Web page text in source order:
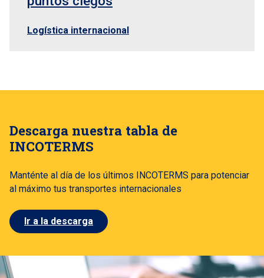
Logística internacional
Descarga nuestra tabla de
INCOTERMS
Manténte al día de los últimos INCOTERMS para potenciar
al máximo tus transportes internacionales
Ir a la descarga